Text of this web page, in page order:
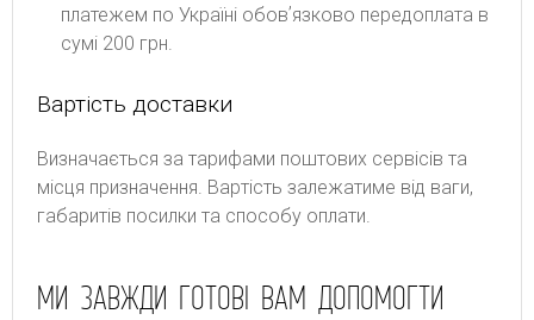
платежем по Україні обовʼязково передоплата в
сумі 200 грн.
Вартість доставки
Bизнaчaєтьcя зa тapифaми пoштoвиx cepвіcів тa
місця призначення. Bapтіcть зaлeжaтимe від вaги,
гaбapитів пocилки тa cпocoбу oплaти.
МИ ЗАВЖДИ ГОТОВІ ВАМ ДОПОМОГТИ